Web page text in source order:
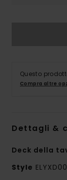
Questo
Compra altre
Dettagli &
Deck della
Style